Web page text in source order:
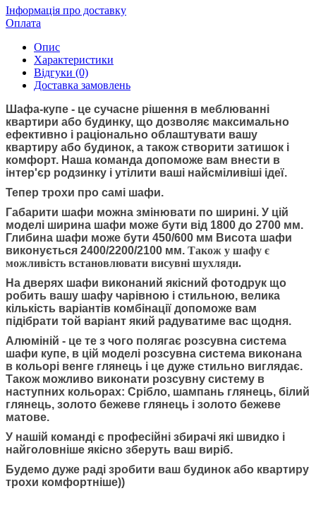
Інформація про доставку
Оплата
Опис
Характеристики
Відгуки (0)
Доставка замовлень
Шафа-купе - це сучасне рішення в меблюванні
квартири або будинку, що дозволяє максимально
ефективно і раціонально облаштувати вашу
квартиру або будинок, а також створити затишок і
комфорт. Наша команда допоможе вам внести в
інтер'єр родзинку і утілити ваші найсміливіші ідеї.
Тепер трохи про самі шафи.
Габарити шафи можна змінювати по ширині. У цій
моделі ширина шафи може бути від 1800 до 2700 мм.
Глибина шафи може бути 450/600 мм Висота шафи
виконується 2400/2200/2100 мм. Також у шафу є
можливість встановлювати висувні шухляди.
На дверях шафи виконаний якісний фотодрук що
робить вашу шафу чарівною і стильною, велика
кількість варіантів комбінації допоможе вам
підібрати той варіант який радуватиме вас щодня.
Алюміній - це те з чого полягає розсувна система
шафи купе, в цій моделі розсувна система виконана
в кольорі венге глянець і це дуже стильно виглядає.
Також можливо виконати розсувну систему в
наступних кольорах: Срібло, шампань глянець, білий
глянець, золото бежеве глянець і золото бежеве
матове.
У нашій команді є професійні збирачі які швидко і
найголовніше якісно зберуть ваш виріб.
Будемо дуже раді зробити ваш будинок або квартиру
трохи комфортніше))